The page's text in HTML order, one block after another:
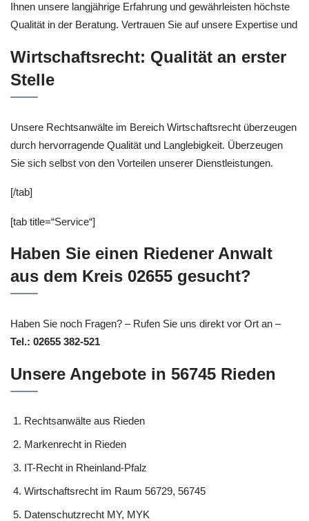
Ihnen unsere langjährige Erfahrung und gewährleisten höchste
Qualität in der Beratung. Vertrauen Sie auf unsere Expertise und
Wirtschaftsrecht: Qualität an erster
Stelle
Unsere Rechtsanwälte im Bereich Wirtschaftsrecht überzeugen
durch hervorragende Qualität und Langlebigkeit. Überzeugen
Sie sich selbst von den Vorteilen unserer Dienstleistungen.
[/tab]
[tab title=“Service“]
Haben Sie einen Riedener Anwalt
aus dem Kreis 02655 gesucht?
Haben Sie noch Fragen? – Rufen Sie uns direkt vor Ort an –
Tel.: 02655 382-521
Unsere Angebote in 56745 Rieden
Rechtsanwälte aus Rieden
Markenrecht in Rieden
IT-Recht in Rheinland-Pfalz
Wirtschaftsrecht im Raum 56729, 56745
Datenschutzrecht MY, MYK